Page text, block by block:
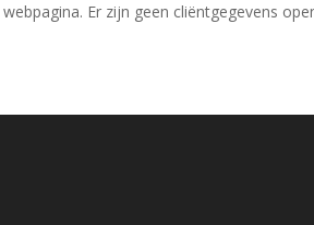
Er zijn geen cliëntgegevens